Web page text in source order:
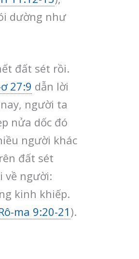
dường như
đất sét rồi.
27:9 dẫn lời
người ta
nửa dốc đó
người khác
đất sét
về người:
kinh khiếp.
ma 9:20-21 ).